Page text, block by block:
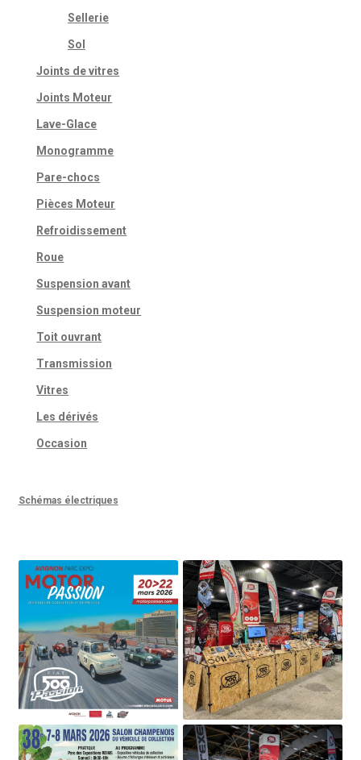
Sellerie
Sol
Joints de vitres
Joints Moteur
Lave-Glace
Monogramme
Pare-chocs
Pièces Moteur
Refroidissement
Roue
Suspension avant
Suspension moteur
Toit ouvrant
Transmission
Vitres
Les dérivés
Occasion
Schémas électriques